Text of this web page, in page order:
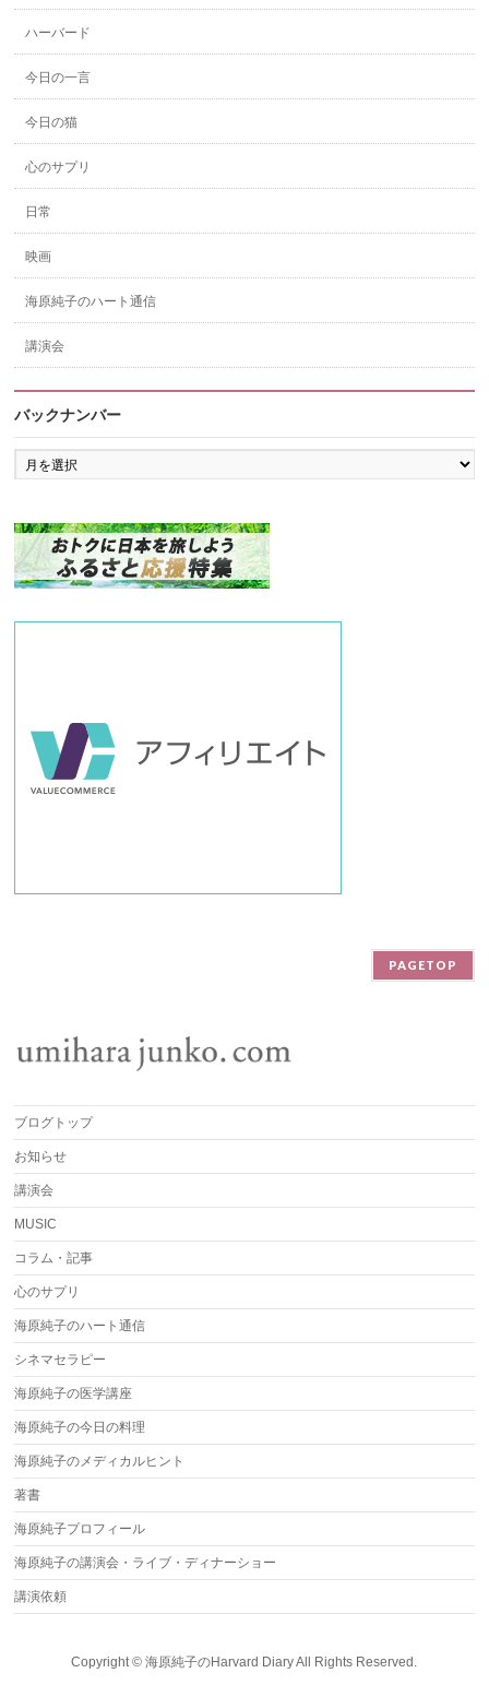
ハーバード
今日の一言
今日の猫
心のサプリ
日常
映画
海原純子のハート通信
講演会
バックナンバー
バ
ッ
ン
バ
ー
PAGETOP
ブログトップ
お知らせ
講演会
MUSIC
コラム・記事
心のサプリ
海原純子のハート通信
シネマセラピー
海原純子の医学講座
海原純子の今日の料理
海原純子のメディカルヒント
著書
海原純子プロフィール
海原純子の講演会・ライブ・ディナーショー
講演依頼
Copyright ©海原純子のHarvard DiaryAll Rights Reserved.